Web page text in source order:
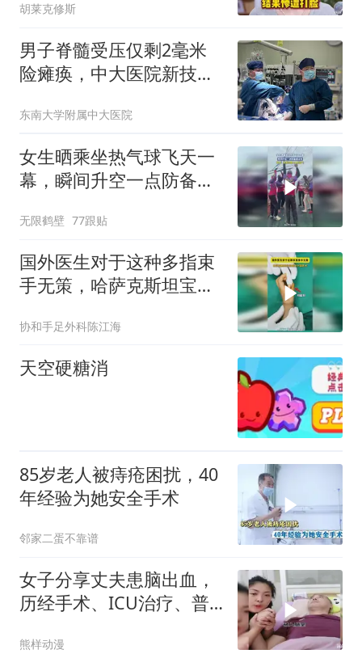
胡莱克修斯
男子脊髓受压仅剩2毫米
险瘫痪，中大医院新技术
东南大学附属中大医院
女生晒乘坐热气球飞天一
幕，瞬间升空一点防备都
无限鹤壁 77跟贴
国外医生对于这种多指束
手无策，哈萨克斯坦宝宝
协和手足外科陈江海
天空硬糖消
85岁老人被痔疮困扰，40
年经验为她安全手术
邻家二蛋不靠谱
女子分享丈夫患脑出血，
历经手术、ICU治疗、普
熊样动漫